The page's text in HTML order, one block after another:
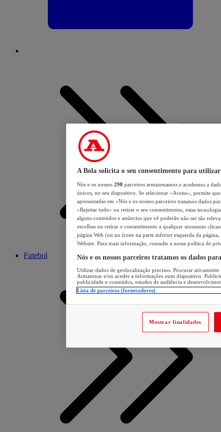
Futebol
A Bola solicita o seu consentimento para utilizar
Nós e os nossos 298 parceiros armazenamos e acedemos a
únicos, no seu dispositivo. Se selecionar «Aceito», permite
apresentadas em «Nós e os nossos parceiros tratamos dados
«Rejeitar tudo» ou retirar o seu consentimento, estas
alguns conteúdos e anúncios que vê poderão não ser tão
escolhas ou retirar o consentimento a qualquer momento
página Web (ou no ícone na parte inferior esquerda da página,
Website. Para mais informação, consulte a nossa política de
Nós e os nossos parceiros tratamos os dados
Utilizar dados de geolocalização precisos. Procurar
Armazenar e/ou aceder a informações num dispositivo.
publicidade e conteúdos, estudos de audiência e
Lista de parceiros (fornecedores)
Mostrar finalidades